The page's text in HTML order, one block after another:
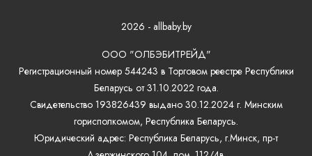
2026 - allbaby.by
ООО "ОЛБЭБИТРЕЙД"
Регистрационный номер 544243 в Торговом реестре Республики
Беларусь от 31.10.2022 года.
Свидетельство 193826439 выдано 30.12.2024 г. Минским
горисполкомом, Республика Беларусь.
Юридический адрес: Республика Беларусь, г.Минск, пр-т